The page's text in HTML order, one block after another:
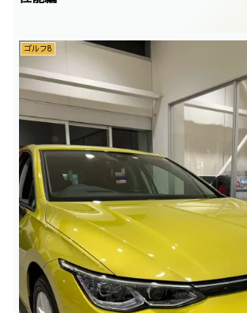
ゴルフ8